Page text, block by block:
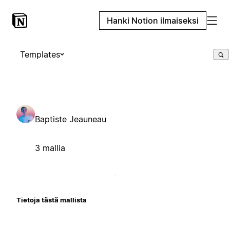
Hanki Notion ilmaiseksi
Templates
Baptiste Jeauneau
3 mallia
Tietoja tästä mallista